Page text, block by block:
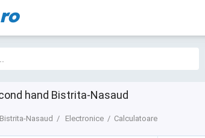
hand Bistrita-Nasaud
Bistrita-Nasaud Electronice Calculatoare
Toate
49